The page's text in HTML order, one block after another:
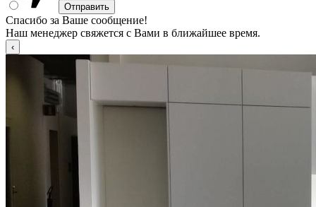
Спасибо за Ваше сообщение!
Наш менеджер свяжется с Вами в ближайшее время.